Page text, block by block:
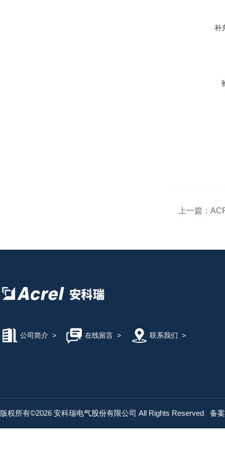
补
上一篇：
公司简介 > 在线留言> 联系我们 >
版权所有©2026 安科瑞电气股份有限公司 All Rights Reserved 备